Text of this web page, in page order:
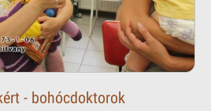
- bohócdoktorok